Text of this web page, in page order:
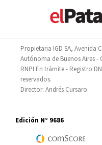
Propietaria IGD SA, Avenida
Autónoma de Buenos Aires
RNPI En trámite - Registro
reservados.
Director: Andrés Cursaro.
Edición N° 9686